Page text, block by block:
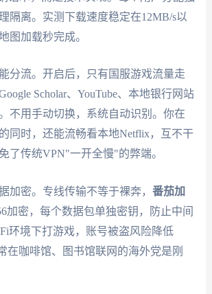
隔离。实测下载速度稳定在12MB/s以
图加载秒完成。
分流。开启后，只有国服游戏流量走
Scholar、YouTube、本地银行网站
不用手动切换，系统自动识别。你在
同时，还能流畅看本地Netflix，互不干
了传统VPN"一开全慢"的弊端。
加密。专线传输不等于裸奔， 番茄加
加密，每个数据包单独密钥，防止中间
环境下打游戏，账号被盗风险降低
在咖啡馆、图书馆联网的海外党是刚